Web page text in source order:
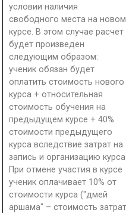
условии наличия
свободного места на новом
курсе. В этом случае расчет
будет произведен
следующим образом:
ученик обязан будет
оплатить стоимость нового
курса + относительная
стоимость обучения на
предыдущем курсе + 40%
стоимости предыдущего
курса вследствие затрат на
запись и организацию курса.
При отмене участия в курсе
ученик оплачивает 10% от
стоимости курса ("дмей
аршама" – стоимость затрат